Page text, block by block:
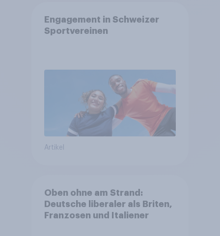
Engagement in Schweizer
Sportvereinen
Artikel
Oben ohne am Strand:
Deutsche liberaler als Briten,
Franzosen und Italiener